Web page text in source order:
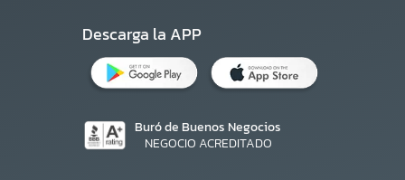
Descarga la APP
Buró de Buenos Negocios
NEGOCIO ACREDITADO